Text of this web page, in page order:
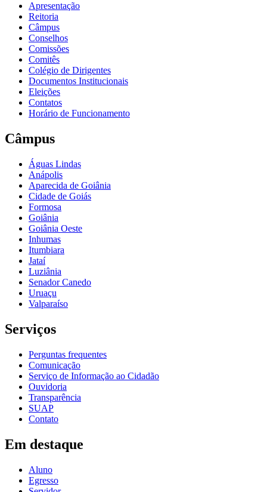
Apresentação
Reitoria
Câmpus
Conselhos
Comissões
Comitês
Colégio de Dirigentes
Documentos Institucionais
Eleições
Contatos
Horário de Funcionamento
Câmpus
Águas Lindas
Anápolis
Aparecida de Goiânia
Cidade de Goiás
Formosa
Goiânia
Goiânia Oeste
Inhumas
Itumbiara
Jataí
Luziânia
Senador Canedo
Uruaçu
Valparaíso
Serviços
Perguntas frequentes
Comunicação
Serviço de Informação ao Cidadão
Ouvidoria
Transparência
SUAP
Contato
Em destaque
Aluno
Egresso